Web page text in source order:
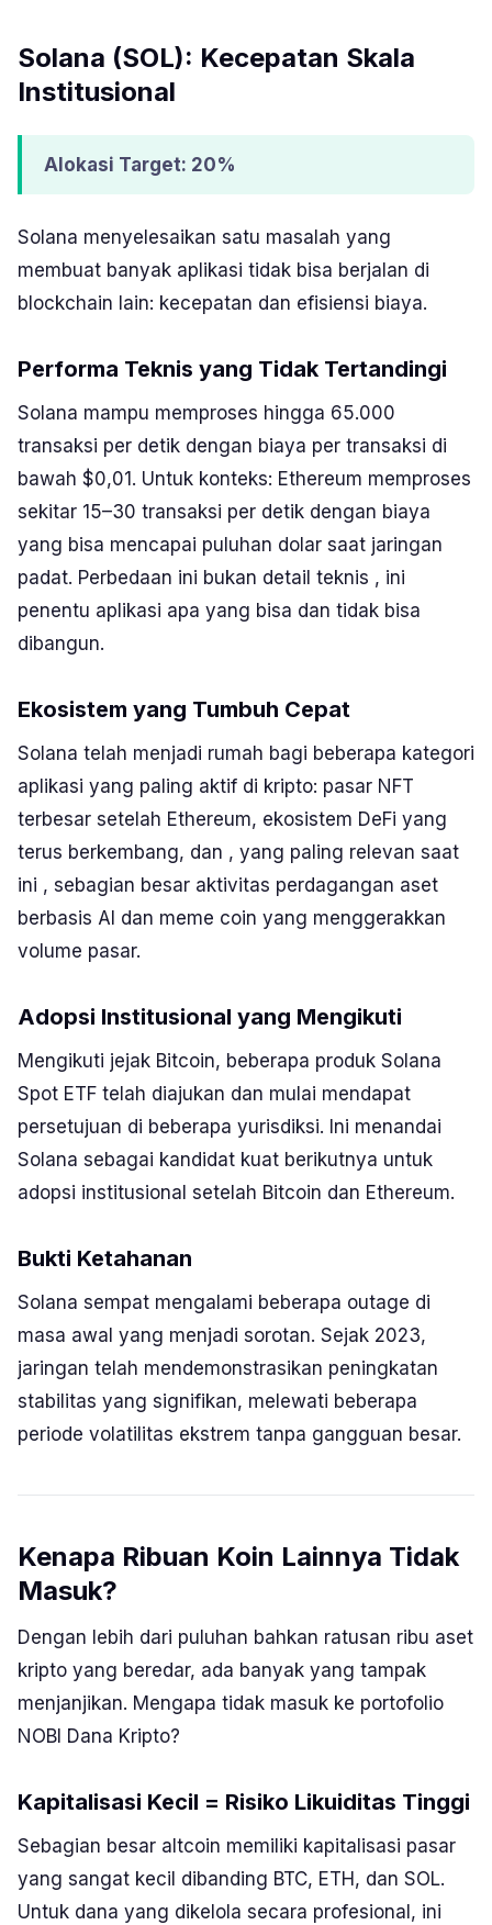
Solana (SOL): Kecepatan Skala
Institusional
Alokasi Target: 20%
Solana menyelesaikan satu masalah yang
membuat banyak aplikasi tidak bisa berjalan di
blockchain lain: kecepatan dan efisiensi biaya.
Performa Teknis yang Tidak Tertandingi
Solana mampu memproses hingga 65.000
transaksi per detik dengan biaya per transaksi di
bawah $0,01. Untuk konteks: Ethereum memproses
sekitar 15–30 transaksi per detik dengan biaya
yang bisa mencapai puluhan dolar saat jaringan
padat. Perbedaan ini bukan detail teknis , ini
penentu aplikasi apa yang bisa dan tidak bisa
dibangun.
Ekosistem yang Tumbuh Cepat
Solana telah menjadi rumah bagi beberapa kategori
aplikasi yang paling aktif di kripto: pasar NFT
terbesar setelah Ethereum, ekosistem DeFi yang
terus berkembang, dan , yang paling relevan saat
ini , sebagian besar aktivitas perdagangan aset
berbasis AI dan meme coin yang menggerakkan
volume pasar.
Adopsi Institusional yang Mengikuti
Mengikuti jejak Bitcoin, beberapa produk Solana
Spot ETF telah diajukan dan mulai mendapat
persetujuan di beberapa yurisdiksi. Ini menandai
Solana sebagai kandidat kuat berikutnya untuk
adopsi institusional setelah Bitcoin dan Ethereum.
Bukti Ketahanan
Solana sempat mengalami beberapa outage di
masa awal yang menjadi sorotan. Sejak 2023,
jaringan telah mendemonstrasikan peningkatan
stabilitas yang signifikan, melewati beberapa
periode volatilitas ekstrem tanpa gangguan besar.
Kenapa Ribuan Koin Lainnya Tidak
Masuk?
Dengan lebih dari puluhan bahkan ratusan ribu aset
kripto yang beredar, ada banyak yang tampak
menjanjikan. Mengapa tidak masuk ke portofolio
NOBI Dana Kripto?
Kapitalisasi Kecil = Risiko Likuiditas Tinggi
Sebagian besar altcoin memiliki kapitalisasi pasar
yang sangat kecil dibanding BTC, ETH, dan SOL.
Untuk dana yang dikelola secara profesional, ini